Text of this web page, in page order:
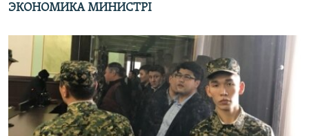
ЭКОНОМИКА МИНИСТРІ